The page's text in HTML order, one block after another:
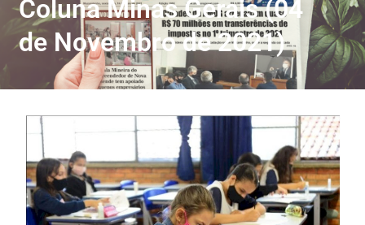
Coluna Minas Gerais (04
de Novembro de 2021)